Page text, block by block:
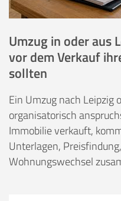
Umzug in oder aus
vor dem Verkauf
sollten
Ein Umzug nach Leipzig
organisatorisch
Immobilie verkauft,
Unterlagen,
Wohnungswechsel